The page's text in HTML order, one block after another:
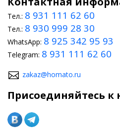
оформление руля и коробки
обивку салона;
оформление внешнего вида
Несмотря на превосходное
автомобиля, тюнинг сможет
Тел.: 8 931 111 62 60
Тел.: 8 930 999 28 30
WhatsApp: 8 925 342 95 93
Telegram: 8 931 111 62 60
zakaz@homato.ru
Присоединяйтесь к